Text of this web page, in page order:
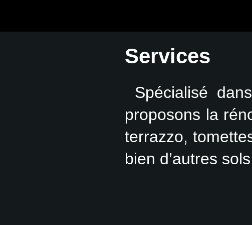
Services
Spécialisé
proposons la
terrazzo,
bien d’autres